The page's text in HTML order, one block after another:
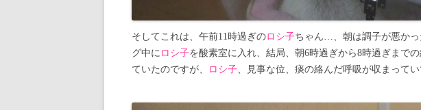
そしてこれは、午前11時過ぎのロシ子ちゃん…、朝は調子が悪かっ
グ中に ロシ子を酸素室に入れ、結局、朝6時過ぎから8時過ぎまでの
ていたのですが、
ロシ子、見事な位、痰の絡んだ呼吸が収まって